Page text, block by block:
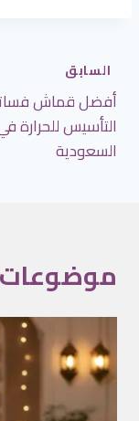
تصفّح
المقالات
السابق
أفضل قماش
التأسيس للحرارة
السعودية